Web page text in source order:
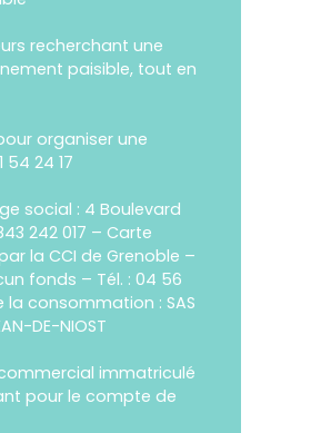
recherchant une
paisible, tout en
organiser une
24 17
social : 4 Boulevard
242 017 – Carte
la CCI de Grenoble –
fonds – Tél. : 04 56
la consommation : SAS
DE-NIOST
commercial immatriculé
pour le compte de